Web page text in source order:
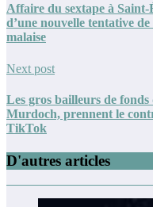
Affaire du sextape à
d’une nouvelle tentative
malaise
Next post
Les gros bailleurs de
Murdoch, prennent le
TikTok
D'autres articles